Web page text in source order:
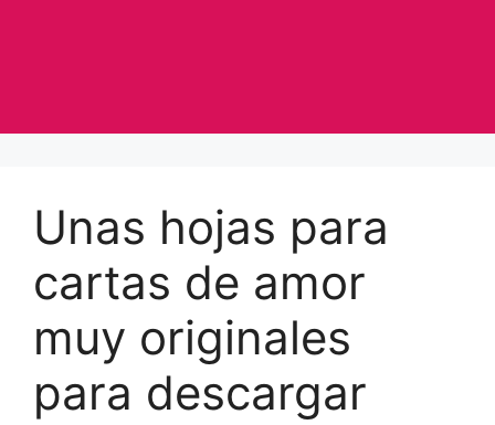
Unas hojas para
cartas de amor
muy originales
para descargar